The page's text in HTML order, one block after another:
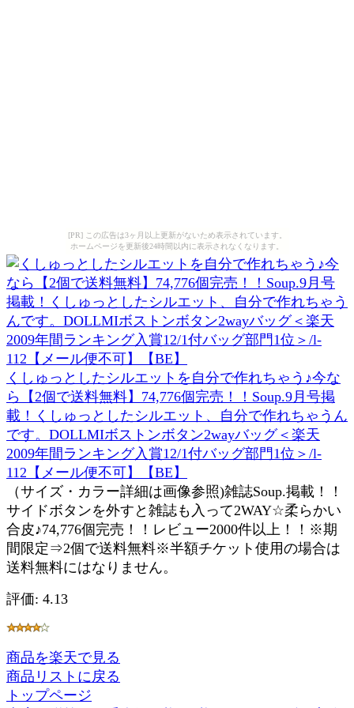
[PR] この広告は3ヶ月以上更新がないため表示されています。
ホームページを更新後24時間以内に表示されなくなります。
くしゅっとしたシルエットを自分で作れちゃう♪今な
ら【2個で送料無料】74,776個完売！！Soup.9月号掲
載！くしゅっとしたシルエット、自分で作れちゃうん
です。DOLLMIボストンボタン2wayバッグ＜楽天
2009年間ランキング入賞12/1付バッグ部門1位＞/l-
112【メール便不可】【BE】
（サイズ・カラー詳細は画像参照)雑誌Soup.掲載！！
サイドボタンを外すと雑誌も入って2WAY☆柔らかい
合皮♪74,776個完売！！レビュー2000件以上！！※期
間限定⇒2個で送料無料※半額チケット使用の場合は
送料無料にはなりません。
評価: 4.13
商品を楽天で見る
商品リストに戻る
トップページ